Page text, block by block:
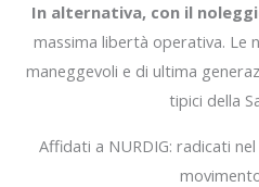
In alternativa, con il
massima libertà operativa. Le
maneggevoli e di ultima
tipici della
Affidati a NURDIG: radicati